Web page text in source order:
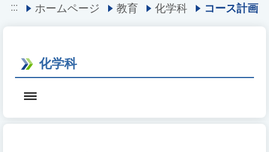
::: ホームページ 教育 化学科 コース計画
化学科